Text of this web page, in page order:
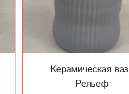
Керамическая
Рельеф